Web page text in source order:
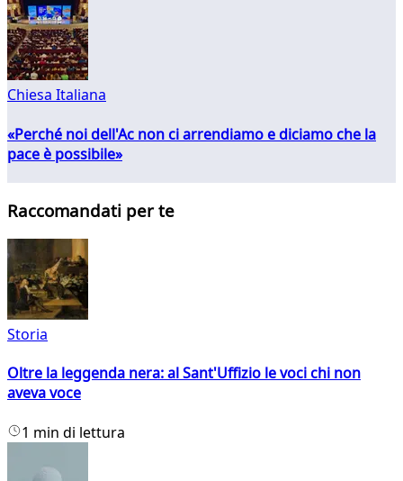
Chiesa Italiana
«Perché noi dell'Ac non ci arrendiamo e diciamo che la
pace è possibile»
Raccomandati per te
Storia
Oltre la leggenda nera: al Sant'Uffizio le voci chi non
aveva voce
1 min di lettura